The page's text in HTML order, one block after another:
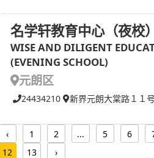
名学轩教育中心（夜校）
WISE AND DILIGENT
(EVENING SCHOOL)
元朗区
24434210 新界元朗大棠路１１
‹ 1 2 ... 5 6
12
13 ›